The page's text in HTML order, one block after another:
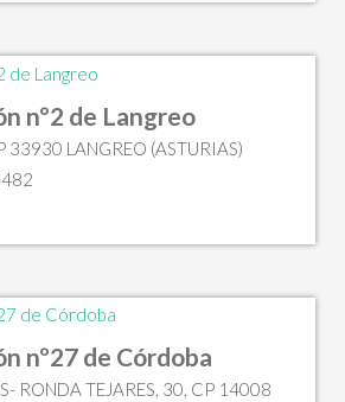
nº2 de Langreo
33930 LANGREO (ASTURIAS)
nº27 de Córdoba
RONDA TEJARES, 30, CP 14008